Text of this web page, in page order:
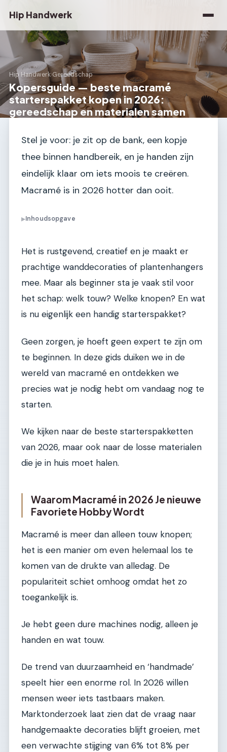
Hip Handwerk
Hip Handwerk›Gereedschap
Kopersguide — beste macramé
starterspakket kopen in 2026:
gereedschap en materialen samen
Stel je voor: je zit op de bank, een kopje
thee binnen handbereik, en je handen zijn
eindelijk klaar om iets moois te creëren.
Macramé is in 2026 hotter dan ooit.
▶Inhoudsopgave
Het is rustgevend, creatief en je maakt er
prachtige wanddecoraties of plantenhangers
mee. Maar als beginner sta je vaak stil voor
het schap: welk touw? Welke knopen? En wat
is nu eigenlijk een handig starterspakket?
Geen zorgen, je hoeft geen expert te zijn om
te beginnen. In deze gids duiken we in de
wereld van macramé en ontdekken we
precies wat je nodig hebt om vandaag nog te
starten.
We kijken naar de beste starterspakketten
van 2026, maar ook naar de losse materialen
die je in huis moet halen.
Waarom Macramé in 2026 Je nieuwe
Favoriete Hobby Wordt
Macramé is meer dan alleen touw knopen;
het is een manier om even helemaal los te
komen van de drukte van alledag. De
populariteit schiet omhoog omdat het zo
toegankelijk is.
Je hebt geen dure machines nodig, alleen je
handen en wat touw.
De trend van duurzaamheid en ‘handmade’
speelt hier een enorme rol. In 2026 willen
mensen weer iets tastbaars maken.
Marktonderzoek laat zien dat de vraag naar
handgemaakte decoraties blijft groeien, met
een verwachte stijging van 6% tot 8% per